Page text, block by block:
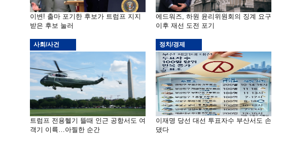
이변! 출마 포기한 후보가 트럼프 지지
받은 후보 눌러
에드워즈, 하원 윤리위원회의 징계 요구
이후 재선 도전 포기
사회/사건
트럼프 전용헬기 뜰때 인근 공항서도 여
객기 이륙…아찔한 순간
정치/경제
이재명 당선 대선 투표자수 부산서도 손
댔다